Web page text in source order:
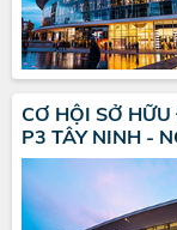
CƠ HỘI SỞ
P3 TÂY NINH -